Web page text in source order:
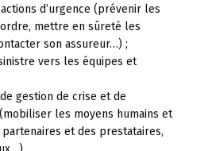
d’urgence (prévenir les
mettre en sûreté les
son assureur…) ;
vers les équipes et
gestion de crise et de
les moyens humains et
et des prestataires,